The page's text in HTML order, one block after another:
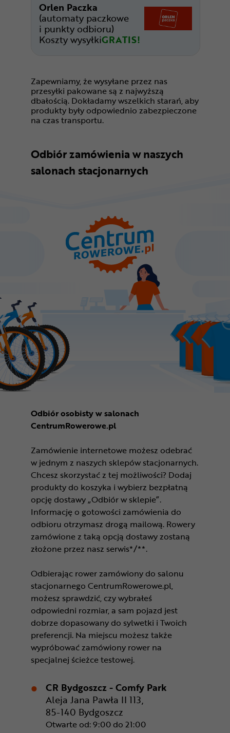
Orlen Paczka
(automaty paczkowe
i punkty odbioru)
Koszty wysyłkiGRATIS!
Zapewniamy, że wysyłane przez nas
przesyłki pakowane są z najwyższą
dbałością. Dokładamy wszelkich starań, aby
produkty były odpowiednio zabezpieczone
na czas transportu.
Odbiór zamówienia w naszych
salonach stacjonarnych
Odbiór osobisty w salonach
CentrumRowerowe.pl
Zamówienie internetowe możesz odebrać
w jednym z naszych sklepów stacjonarnych.
Chcesz skorzystać z tej możliwości? Dodaj
produkty do koszyka i wybierz bezpłatną
opcję dostawy „Odbiór w sklepie”.
Informację o gotowości zamówienia do
odbioru otrzymasz drogą mailową. Rowery
zamówione z taką opcją dostawy zostaną
złożone przez nasz serwis*/**.
Odbierając rower zamówiony do salonu
stacjonarnego CentrumRowerowe.pl,
możesz sprawdzić, czy wybrałeś
odpowiedni rozmiar, a sam pojazd jest
dobrze dopasowany do sylwetki i Twoich
preferencji. Na miejscu możesz także
wypróbować zamówiony rower na
specjalnej ścieżce testowej.
CR Bydgoszcz - Comfy Park
Aleja Jana Pawła II 113,
85-140 Bydgoszcz
Otwarte od: 9:00 do 21:00